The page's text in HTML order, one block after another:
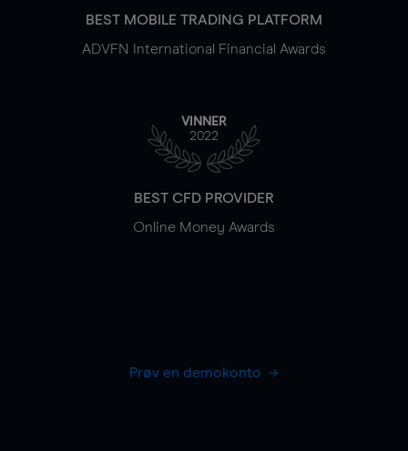
BEST MOBILE TRADING PLATFORM
ADVFN International Financial Awards
VINNER
2022
BEST CFD PROVIDER
Online Money Awards
Prøv en demokonto